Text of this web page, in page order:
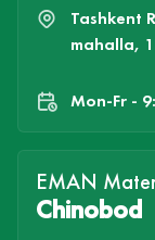
Tashkent
mahalla,
Mon-Fr -
EMAN
Chinobod